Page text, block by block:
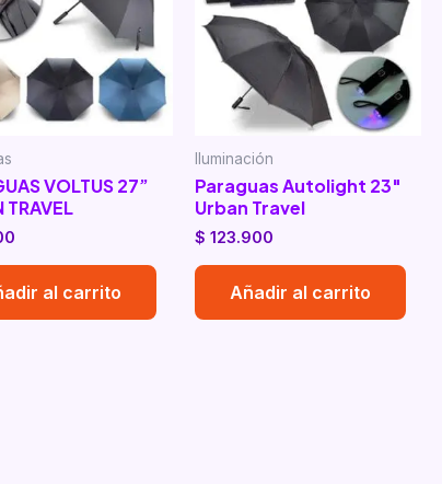
VOLTUS 27”
TRAVEL
al carrito
Iluminación
Paraguas Autolight 23″
Urban Travel
$ 123.900
Añadir al carrito